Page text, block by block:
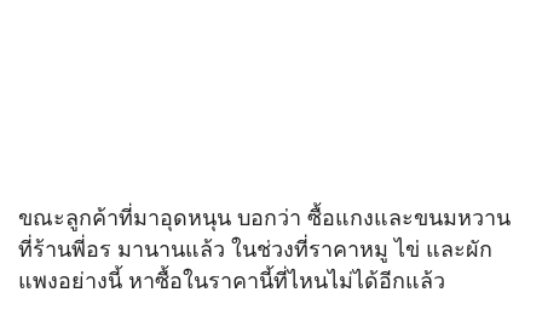
ขณะลูกค้าที่มาอุดหนุน บอกว่า ซื้อแกงและขนมหวาน
ที่ร้านพี่อร มานานแล้ว ในช่วงที่ราคาหมู ไข่ และผัก
แพงอย่างนี้ หาซื้อในราคานี้ที่ไหนไม่ได้อีกแล้ว